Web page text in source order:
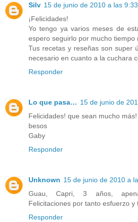
Silv 15 de junio de 2010 a las 9:33
¡Felicidades!
Yo tengo ya varios meses de
espero seguirlo por mucho tiempo
Tus recetas y reseñas son super
necesario en cuanto a la cuchara
Responder
Lo que pasa… 15 de junio de
Felicidades! que sean mucho más!
besos
Gaby
Responder
Unknown 15 de junio de 2010 a
Guau, Capri, 3 años,
Felicitaciones por tanto esfuerzo y
Responder